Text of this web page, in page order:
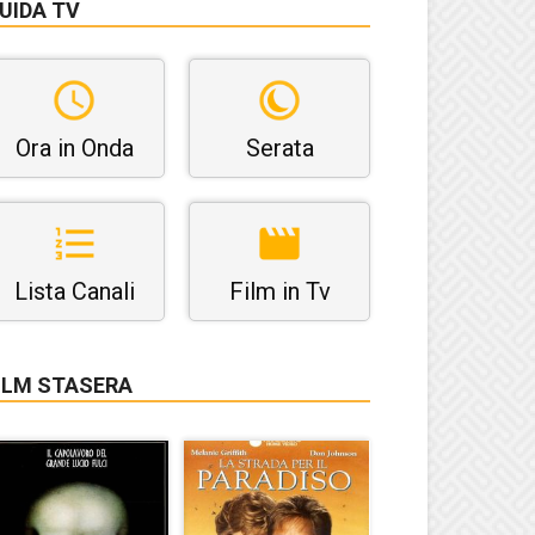
TV
Ora in Onda Serata
Lista Canali Film in Tv
STASERA